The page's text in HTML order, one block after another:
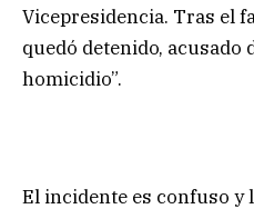
Vicepresidencia. Tras el
quedó detenido, acusado
homicidio”.
El incidente es confuso y